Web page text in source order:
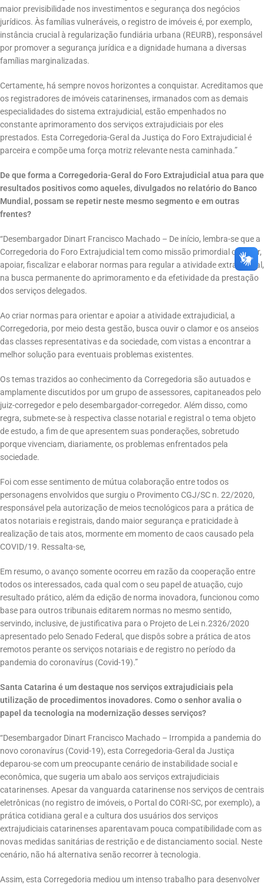
maior previsibilidade nos investimentos e segurança dos negócios
jurídicos. Às famílias vulneráveis, o registro de imóveis é, por exemplo,
instância crucial à regularização fundiária urbana (REURB), responsável
por promover a segurança jurídica e a dignidade humana a diversas
famílias marginalizadas.
Certamente, há sempre novos horizontes a conquistar. Acreditamos que
os registradores de imóveis catarinenses, irmanados com as demais
especialidades do sistema extrajudicial, estão empenhados no
constante aprimoramento dos serviços extrajudiciais por eles
prestados. Esta Corregedoria-Geral da Justiça do Foro Extrajudicial é
parceira e compõe uma força motriz relevante nesta caminhada.”
De que forma a Corregedoria-Geral do Foro Extrajudicial atua para que
resultados positivos como aqueles, divulgados no relatório do Banco
Mundial, possam se repetir neste mesmo segmento e em outras
frentes?
“Desembargador Dinart Francisco Machado – De início, lembra-se que a
Corregedoria do Foro Extrajudicial tem como missão primordial orientar,
apoiar, fiscalizar e elaborar normas para regular a atividade extrajudicial,
na busca permanente do aprimoramento e da efetividade da prestação
dos serviços delegados.
Ao criar normas para orientar e apoiar a atividade extrajudicial, a
Corregedoria, por meio desta gestão, busca ouvir o clamor e os anseios
das classes representativas e da sociedade, com vistas a encontrar a
melhor solução para eventuais problemas existentes.
Os temas trazidos ao conhecimento da Corregedoria são autuados e
amplamente discutidos por um grupo de assessores, capitaneados pelo
juiz-corregedor e pelo desembargador-corregedor. Além disso, como
regra, submete-se à respectiva classe notarial e registral o tema objeto
de estudo, a fim de que apresentem suas ponderações, sobretudo
porque vivenciam, diariamente, os problemas enfrentados pela
sociedade.
Foi com esse sentimento de mútua colaboração entre todos os
personagens envolvidos que surgiu o Provimento CGJ/SC n. 22/2020,
responsável pela autorização de meios tecnológicos para a prática de
atos notariais e registrais, dando maior segurança e praticidade à
realização de tais atos, mormente em momento de caos causado pela
COVID/19. Ressalta-se,
Em resumo, o avanço somente ocorreu em razão da cooperação entre
todos os interessados, cada qual com o seu papel de atuação, cujo
resultado prático, além da edição de norma inovadora, funcionou como
base para outros tribunais editarem normas no mesmo sentido,
servindo, inclusive, de justificativa para o Projeto de Lei n.2326/2020
apresentado pelo Senado Federal, que dispôs sobre a prática de atos
remotos perante os serviços notariais e de registro no período da
pandemia do coronavírus (Covid-19).”
Santa Catarina é um destaque nos serviços extrajudiciais pela
utilização de procedimentos inovadores. Como o senhor avalia o
papel da tecnologia na modernização desses serviços?
“Desembargador Dinart Francisco Machado – Irrompida a pandemia do
novo coronavírus (Covid-19), esta Corregedoria-Geral da Justiça
deparou-se com um preocupante cenário de instabilidade social e
econômica, que sugeria um abalo aos serviços extrajudiciais
catarinenses. Apesar da vanguarda catarinense nos serviços de centrais
eletrônicas (no registro de imóveis, o Portal do CORI-SC, por exemplo), a
prática cotidiana geral e a cultura dos usuários dos serviços
extrajudiciais catarinenses aparentavam pouca compatibilidade com as
novas medidas sanitárias de restrição e de distanciamento social. Neste
cenário, não há alternativa senão recorrer à tecnologia.
Assim, esta Corregedoria mediou um intenso trabalho para desenvolver